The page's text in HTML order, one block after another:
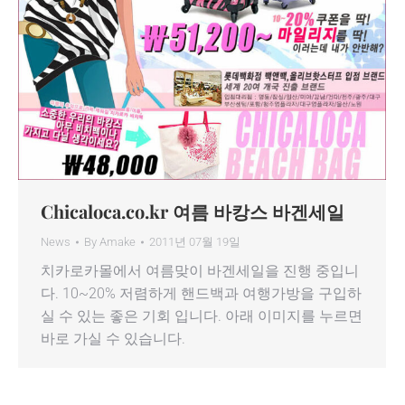
Chicaloca.co.kr 여름 바캉스 바겐세일
News By Amake 2011년 07월 19일
치카로카몰에서 여름맞이 바겐세일을 진행 중입니
다. 10~20% 저렴하게 핸드백과 여행가방을 구입하
실 수 있는 좋은 기회 입니다. 아래 이미지를 누르면
바로 가실 수 있습니다.